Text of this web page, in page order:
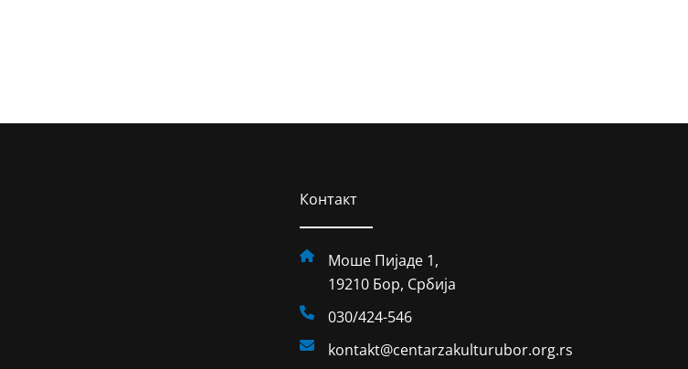
Контакт
Моше Пијаде 1,
19210 Бор, Србија
030/424-546
kontakt@centarzakulturubor.org.rs